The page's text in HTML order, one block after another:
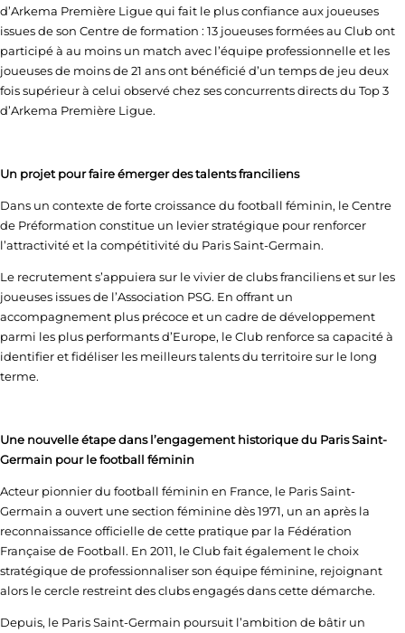
d’Arkema Première Ligue qui fait le plus confiance aux joueuses
issues de son Centre de formation : 13 joueuses formées au Club ont
participé à au moins un match avec l’équipe professionnelle et les
joueuses de moins de 21 ans ont bénéficié d’un temps de jeu deux
fois supérieur à celui observé chez ses concurrents directs du Top 3
d’Arkema Première Ligue.
Un projet pour faire émerger des talents franciliens
Dans un contexte de forte croissance du football féminin, le Centre
de Préformation constitue un levier stratégique pour renforcer
l’attractivité et la compétitivité du Paris Saint-Germain.
Le recrutement s’appuiera sur le vivier de clubs franciliens et sur les
joueuses issues de l’Association PSG. En offrant un
accompagnement plus précoce et un cadre de développement
parmi les plus performants d’Europe, le Club renforce sa capacité à
identifier et fidéliser les meilleurs talents du territoire sur le long
terme.
Une nouvelle étape dans l’engagement historique du Paris Saint-
Germain pour le football féminin
Acteur pionnier du football féminin en France, le Paris Saint-
Germain a ouvert une section féminine dès 1971, un an après la
reconnaissance officielle de cette pratique par la Fédération
Française de Football. En 2011, le Club fait également le choix
stratégique de professionnaliser son équipe féminine, rejoignant
alors le cercle restreint des clubs engagés dans cette démarche.
Depuis, le Paris Saint-Germain poursuit l’ambition de bâtir un